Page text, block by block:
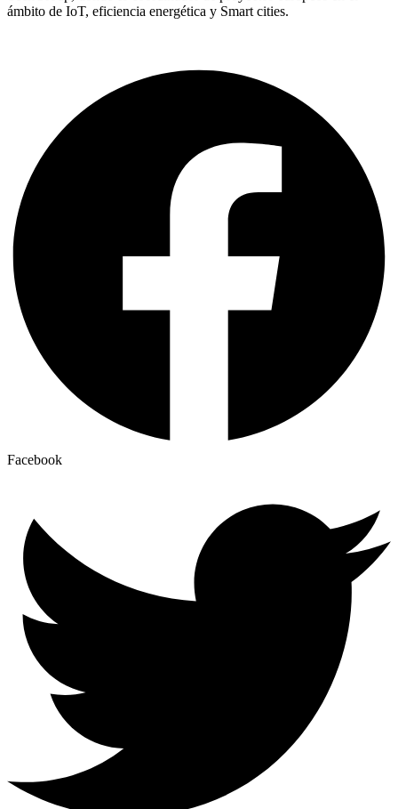
ámbito de IoT, eficiencia energética y Smart cities.
Facebook